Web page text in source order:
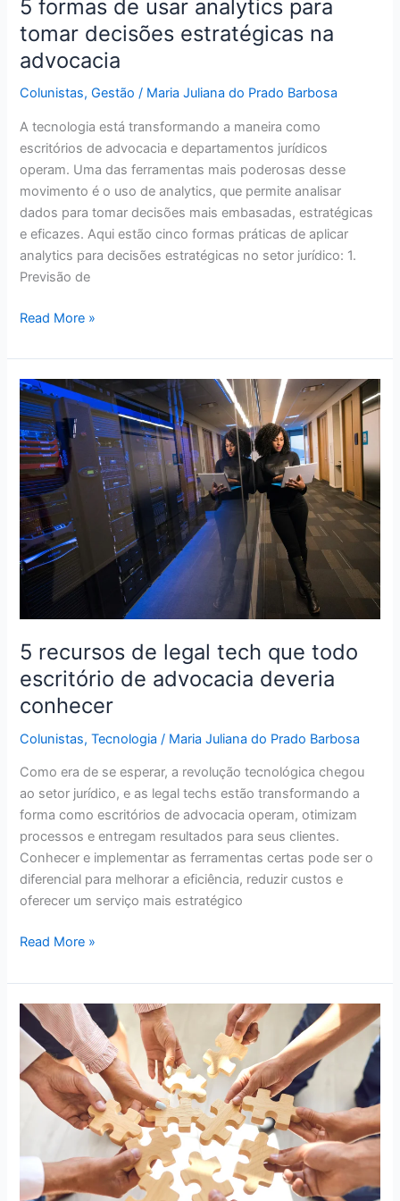
5 formas de usar analytics para
tomar decisões estratégicas na
advocacia
Colunistas,Gestão / Maria Juliana do Prado Barbosa
A tecnologia está transformando a maneira como
escritórios de advocacia e departamentos jurídicos
operam. Uma das ferramentas mais poderosas desse
movimento é o uso de analytics, que permite analisar
dados para tomar decisões mais embasadas, estratégicas
e eficazes. Aqui estão cinco formas práticas de aplicar
analytics para decisões estratégicas no setor jurídico: 1.
Previsão de
Read More »
5 recursos de legal tech que todo
escritório de advocacia deveria
conhecer
Colunistas,Tecnologia / Maria Juliana do Prado Barbosa
Como era de se esperar, a revolução tecnológica chegou
ao setor jurídico, e as legal techs estão transformando a
forma como escritórios de advocacia operam, otimizam
processos e entregam resultados para seus clientes.
Conhecer e implementar as ferramentas certas pode ser o
diferencial para melhorar a eficiência, reduzir custos e
oferecer um serviço mais estratégico
5
recursos
de
legal
tech
que
todo
escritório
de
advocacia
deveria
conhecer
Read More »
Desafios
e
Oportunidades
no
Direito
Corporativo
Digital: